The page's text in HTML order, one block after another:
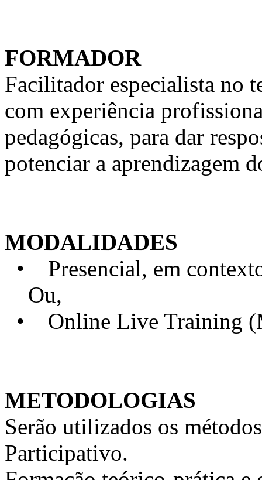
FORMADOR
Facilitador especialista no
com experiência
pedagógicas, para dar
potenciar a aprendizagem
MODALIDADES
• Presencial, em
Ou,
• Online Live Training
METODOLOGIAS
Serão utilizados os
Participativo.